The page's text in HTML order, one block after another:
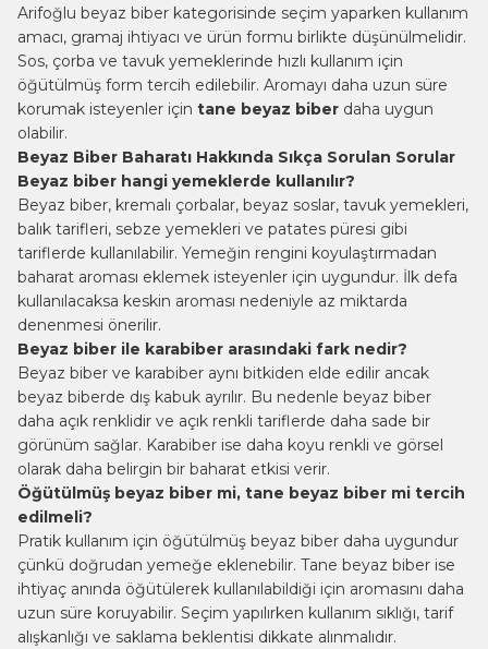
Arifoğlu beyaz biber kategorisinde seçim yaparken kullanım
amacı, gramaj ihtiyacı ve ürün formu birlikte düşünülmelidir.
Sos, çorba ve tavuk yemeklerinde hızlı kullanım için
öğütülmüş form tercih edilebilir. Aromayı daha uzun süre
korumak isteyenler için tane beyaz biber daha uygun
olabilir.
Beyaz Biber Baharatı Hakkında Sıkça Sorulan Sorular
Beyaz biber hangi yemeklerde kullanılır?
Beyaz biber, kremalı çorbalar, beyaz soslar, tavuk yemekleri,
balık tarifleri, sebze yemekleri ve patates püresi gibi
tariflerde kullanılabilir. Yemeğin rengini koyulaştırmadan
baharat aroması eklemek isteyenler için uygundur. İlk defa
kullanılacaksa keskin aroması nedeniyle az miktarda
denenmesi önerilir.
Beyaz biber ile karabiber arasındaki fark nedir?
Beyaz biber ve karabiber aynı bitkiden elde edilir ancak
beyaz biberde dış kabuk ayrılır. Bu nedenle beyaz biber
daha açık renklidir ve açık renkli tariflerde daha sade bir
görünüm sağlar. Karabiber ise daha koyu renkli ve görsel
olarak daha belirgin bir baharat etkisi verir.
Öğütülmüş beyaz biber mi, tane beyaz biber mi tercih
edilmeli?
Pratik kullanım için öğütülmüş beyaz biber daha uygundur
çünkü doğrudan yemeğe eklenebilir. Tane beyaz biber ise
ihtiyaç anında öğütülerek kullanılabildiği için aromasını daha
uzun süre koruyabilir. Seçim yapılırken kullanım sıklığı, tarif
alışkanlığı ve saklama beklentisi dikkate alınmalıdır.